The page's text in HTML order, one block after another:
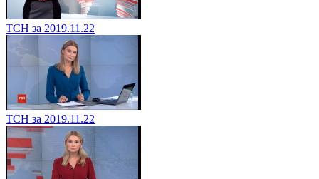
ТСН за 2019.11.22
ТСН за 2019.11.22